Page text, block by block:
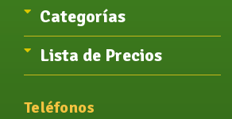
Categorías
Lista de Precios
Teléfonos